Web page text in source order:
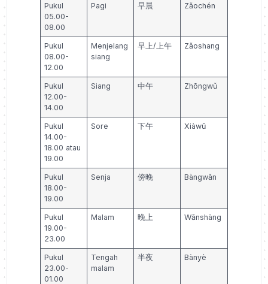
Pukul
05.00-
08.00
Pagi 早晨 Zǎochén
Pukul
08.00-
12.00
Menjelang
siang
早上/上午 Zǎoshang
Pukul
12.00-
14.00
Siang 中午 Zhōngwǔ
Pukul
14.00-
18.00 atau
19.00
Sore 下午 Xiàwǔ
Pukul
18.00-
19.00
Senja 傍晚 Bàngwǎn
Pukul
19.00-
23.00
Malam 晚上 Wǎnshàng
Pukul
23.00-
01.00
Tengah
malam
半夜 Bànyè